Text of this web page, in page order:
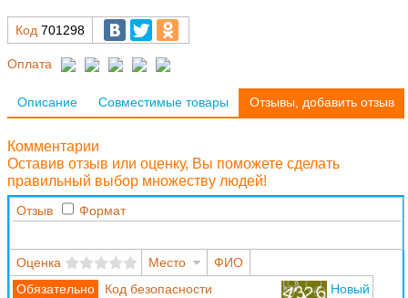
Код 701298
Оплата
Описание Совместимые товары Отзывы, добавить отзыв
Комментарии
Оставив отзыв или оценку, Вы поможете сделать
правильный выбор множеству людей!
Отзыв Формат
Оценка Место
ФИО
Код безопасности
Новый